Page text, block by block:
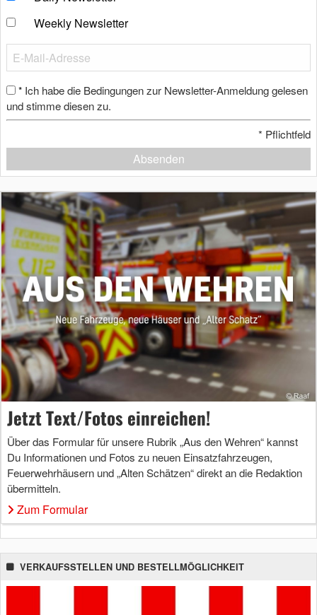
Weekly Newsletter
* Ich habe die Bedingungen zur Newsletter-Anmeldung gelesen
und stimme diesen zu.
* Pflichtfeld
Absenden
Jetzt Text/Fotos einreichen!
Über das Formular für unsere Rubrik „Aus den Wehren“ kannst
Du Informationen und Fotos zu neuen Einsatzfahrzeugen,
Feuerwehrhäusern und „Alten Schätzen“ direkt an die Redaktion
übermitteln.
Zum Formular
VERKAUFSSTELLEN UND BESTELLMÖGLICHKEIT